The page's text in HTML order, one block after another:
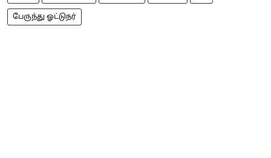
பேருந்து ஓட்டுநர்